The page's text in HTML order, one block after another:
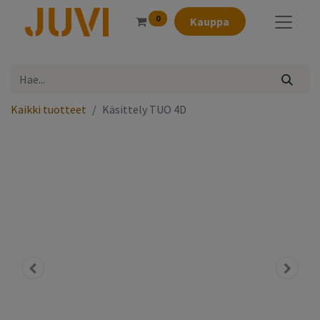
0 Kauppa
Kaikki tuotteet Käsittely TUO 4D